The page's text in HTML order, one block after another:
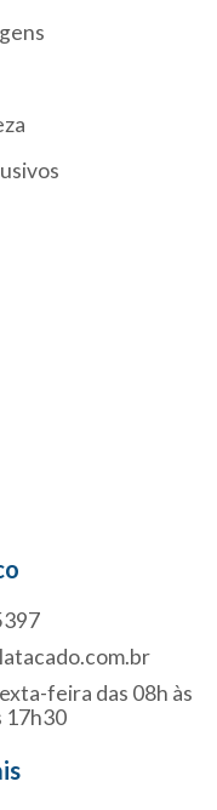
feira das 08h às
17h30